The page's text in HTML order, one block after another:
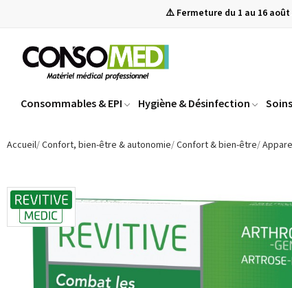
⚠️ Fermeture du 1 au 16
Consommables & EPI Hygiène & Désinfection
Accueil Confort, bien-être & autonomie Confort & bien-être